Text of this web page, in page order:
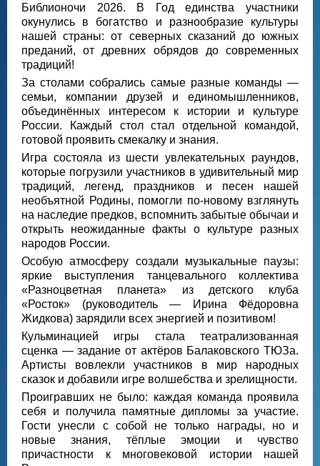
Библионочи 2026. В Год единства участники
окунулись в богатство и разнообразие культуры
нашей страны: от северных сказаний до южных
преданий, от древних обрядов до современных
традиций!
За столами собрались самые разные команды —
семьи, компании друзей и единомышленников,
объединённых интересом к истории и культуре
России. Каждый стол стал отдельной командой,
готовой проявить смекалку и знания.
Игра состояла из шести увлекательных раундов,
которые погрузили участников в удивительный мир
традиций, легенд, праздников и песен нашей
необъятной Родины, помогли по‑новому взглянуть
на наследие предков, вспомнить забытые обычаи и
открыть неожиданные факты о культуре разных
народов России.
Особую атмосферу создали музыкальные паузы:
яркие выступления танцевального коллектива
«Разноцветная планета» из детского клуба
«Росток» (руководитель — Ирина Фёдоровна
Жидкова) зарядили всех энергией и позитивом!
Кульминацией игры стала театрализованная
сценка — задание от актёров Балаковского ТЮЗа.
Артисты вовлекли участников в мир народных
сказок и добавили игре волшебства и зрелищности.
Проигравших не было: каждая команда проявила
себя и получила памятные дипломы за участие.
Гости унесли с собой не только награды, но и
новые знания, тёплые эмоции и чувство
причастности к многовековой истории нашей